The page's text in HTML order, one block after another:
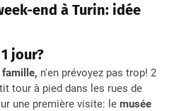
end à Turin: idée
jour?
famille, n'en prévoyez pas trop! 2
tour à pied dans les rues de
une première visite: le musée